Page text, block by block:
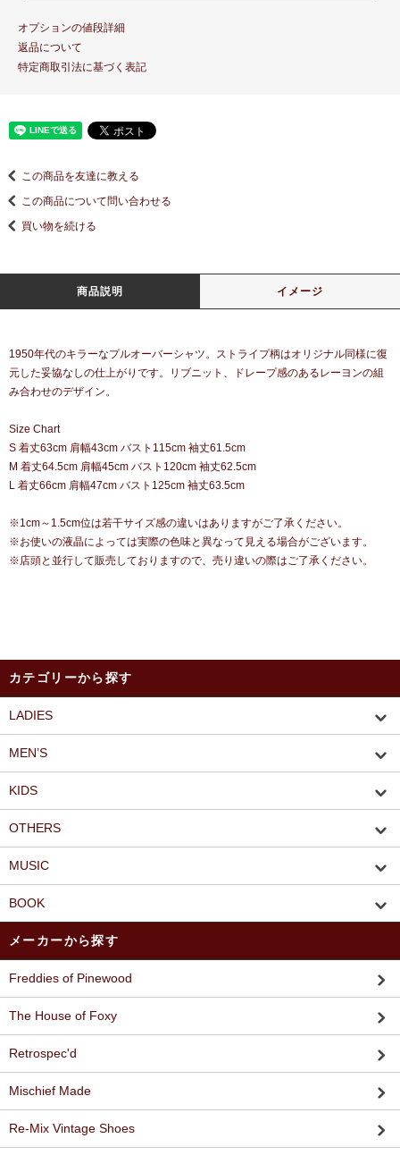
オプションの値段詳細
返品について
特定商取引法に基づく表記
この商品を友達に教える
この商品について問い合わせる
買い物を続ける
商品説明 イメージ
1950年代のキラーなプルオーバーシャツ。ストライプ柄はオリジナル同様に復
元した妥協なしの仕上がりです。リブニット、ドレープ感のあるレーヨンの組
み合わせのデザイン。
Size Chart
S 着丈63cm 肩幅43cm バスト115cm 袖丈61.5cm
M 着丈64.5cm 肩幅45cm バスト120cm 袖丈62.5cm
L 着丈66cm 肩幅47cm バスト125cm 袖丈63.5cm
※1cm～1.5cm位は若干サイズ感の違いはありますがご了承ください。
※お使いの液晶によっては実際の色味と異なって見える場合がございます。
※店頭と並行して販売しておりますので、売り違いの際はご了承ください。
カテゴリーから探す
LADIES
MEN’S
KIDS
OTHERS
MUSIC
BOOK
メーカーから探す
Freddies of Pinewood
The House of Foxy
Retrospec'd
Mischief Made
Re-Mix Vintage Shoes